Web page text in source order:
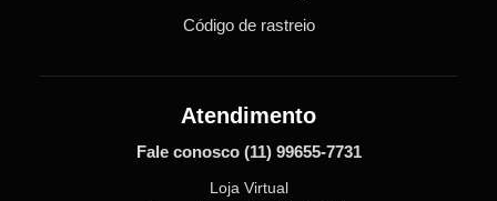
Código de rastreio
Atendimento
Fale conosco (11) 99655-7731
Loja Virtual